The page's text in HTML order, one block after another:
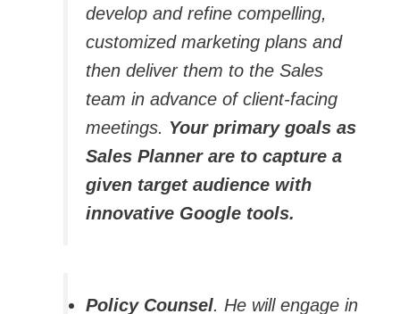
develop and refine compelling,
customized marketing plans and
then deliver them to the Sales
team in advance of client-facing
meetings. Your primary goals as
Sales Planner are to capture a
given target audience with
innovative Google tools.
Policy Counsel. He will engage in